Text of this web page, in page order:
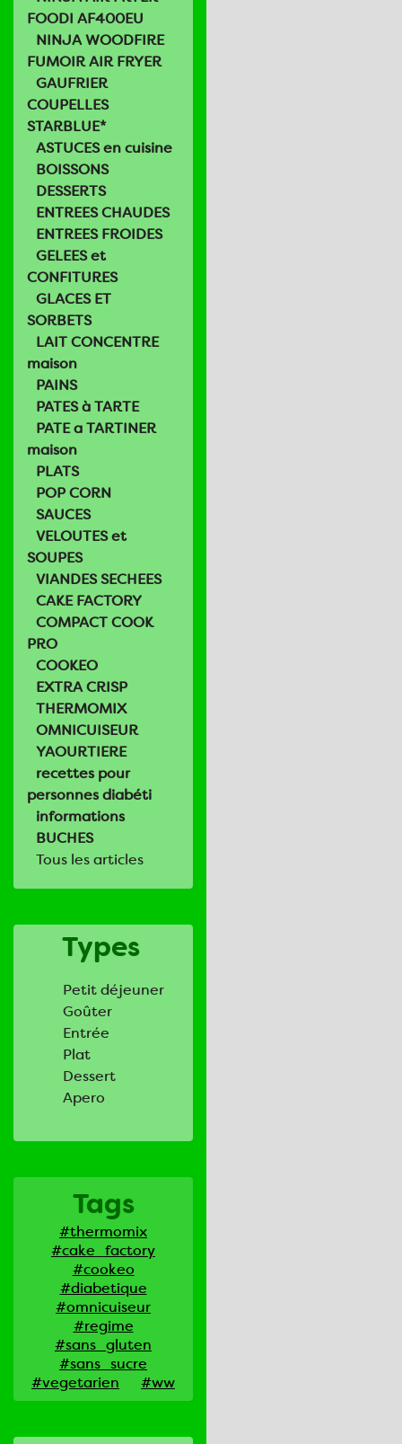
FOODI AF400EU
NINJA WOODFIRE
FUMOIR AIR FRYER
GAUFRIER
COUPELLES
STARBLUE*
ASTUCES en cuisine
BOISSONS
DESSERTS
ENTREES CHAUDES
ENTREES FROIDES
GELEES et
CONFITURES
GLACES ET
SORBETS
LAIT CONCENTRE
maison
PAINS
PATES à TARTE
PATE a TARTINER
maison
PLATS
POP CORN
SAUCES
VELOUTES et
SOUPES
VIANDES SECHEES
CAKE FACTORY
COMPACT COOK
PRO
COOKEO
EXTRA CRISP
THERMOMIX
OMNICUISEUR
YAOURTIERE
recettes pour
personnes diabéti
informations
BUCHES
Tous les articles
Types
Petit déjeuner
Goûter
Entrée
Plat
Dessert
Apero
Tags
#thermomix
#cake_factory
#cookeo
#diabetique
#omnicuiseur
#regime
#sans_gluten
#sans_sucre
#vegetarien
#ww